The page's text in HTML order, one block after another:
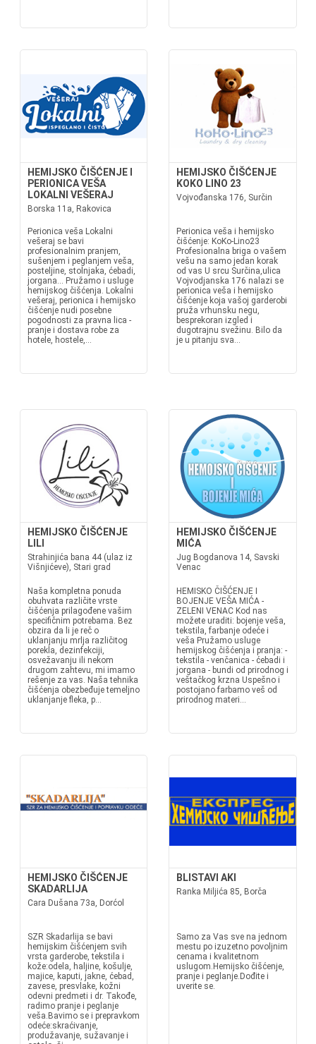
HEMIJSKO ČIŠĆENJE I
PERIONICA VEŠA
LOKALNI VEŠERAJ
Borska 11a, Rakovica
Perionica veša Lokalni
vešeraj se bavi
profesionalnim pranjem,
sušenjem i peglanjem veša,
posteljine, stolnjaka, ćebadi,
jorgana... Pružamo i usluge
hemijskog čišćenja. Lokalni
vešeraj, perionica i hemijsko
čišćenje nudi posebne
pogodnosti za pravna lica -
pranje i dostava robe za
hotele, hostele,...
HEMIJSKO ČIŠĆENJE
KOKO LINO 23
Vojvođanska 176, Surčin
Perionica veša i hemijsko
čišćenje: KoKo-Lino23
Profesionalna briga o vašem
vešu na samo jedan korak
od vas U srcu Surčina,ulica
Vojvodjanska 176 nalazi se
perionica veša i hemijsko
čišćenje koja vašoj garderobi
pruža vrhunsku negu,
besprekoran izgled i
dugotrajnu svežinu. Bilo da
je u pitanju sva...
HEMIJSKO ČIŠĆENJE
LILI
Strahinjića bana 44 (ulaz iz
Višnjićeve), Stari grad
Naša kompletna ponuda
obuhvata različite vrste
čišćenja prilagođene vašim
specifičnim potrebama. Bez
obzira da li je reč o
uklanjanju mrlja različitog
porekla, dezinfekciji,
osvežavanju ili nekom
drugom zahtevu, mi imamo
rešenje za vas. Naša tehnika
čišćenja obezbeđuje temeljno
uklanjanje fleka, p...
HEMIJSKO ČIŠĆENJE
MIĆA
Jug Bogdanova 14, Savski
Venac
HEMISKO ČIŠĆENJE I
BOJENJE VEŠA MIĆA -
ZELENI VENAC Kod nas
možete uraditi: bojenje veša,
tekstila, farbanje odeće i
veša Pružamo usluge
hemijskog čišćenja i pranja: -
tekstila - venčanica - ćebadi i
jorgana - bundi od prirodnog i
veštačkog krzna Uspešno i
postojano farbamo veš od
prirodnog materi...
HEMIJSKO ČIŠĆENJE
SKADARLIJA
Cara Dušana 73a, Dorćol
SZR Skadarlija se bavi
hemijskim čišćenjem svih
vrsta garderobe, tekstila i
kože:odela, haljine, košulje,
majice, kaputi, jakne, ćebad,
zavese, presvlake, kožni
odevni predmeti i dr. Takođe,
radimo pranje i peglanje
veša.Bavimo se i prepravkom
odeće:skraćivanje,
produžavanje, sužavanje i
BLISTAVI AKI
Ranka Miljića 85, Borča
Samo za Vas sve na jednom
mestu po izuzetno povoljnim
cenama i kvalitetnom
uslugom.Hemijsko čišćenje,
pranje i peglanje.Dođite i
uverite se.